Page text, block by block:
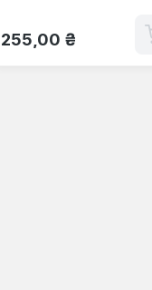
Обычная цена:
255,00 ₴